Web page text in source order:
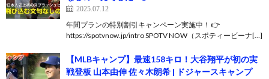
2025.07.12
年間プランの特別割引キャンペーン実施中！ 👉
https://spotvnow.jp/intro SPOTV NOW（スポティービーナ[…]
【MLBキャンプ】最速158キロ！大谷翔平が初の実
戦登板 山本由伸 佐々木朗希 | ドジャースキャンプ